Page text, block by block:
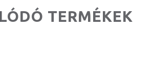
TERMÉKEK